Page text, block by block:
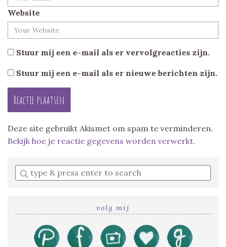
Website
Stuur mij een e-mail als er vervolgreacties zijn.
Stuur mij een e-mail als er nieuwe berichten zijn.
Deze site gebruikt Akismet om spam te verminderen.
Bekijk hoe je reactie gegevens worden verwerkt.
Enter
a
volg mij